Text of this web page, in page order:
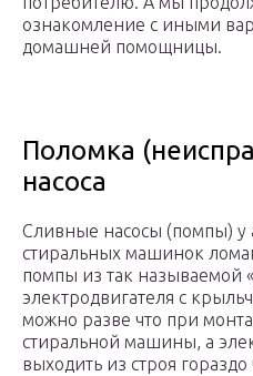
ознакомление с иными
домашней помощницы.
Поломка
насоса
Сливные насосы (помпы) у
стиральных машинок
помпы из так называемой
электродвигателя с
можно разве что при
стиральной машины, а
выходить из строя